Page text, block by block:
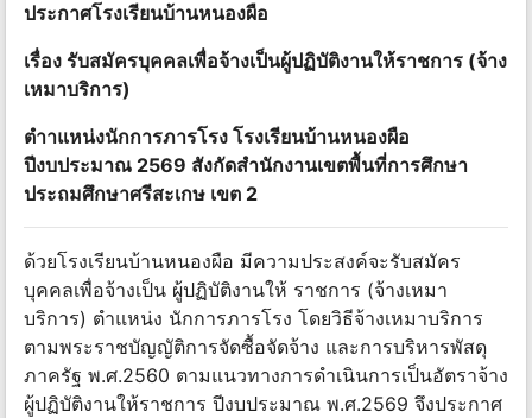
ประกาศโรงเรียนบ้านหนองผือ
เรื่อง รับสมัครบุคคลเพื่อจ้างเป็นผู้ปฏิบัติงานให้ราชการ (จ้าง
เหมาบริการ)
ตําาแหน่งนักการภารโรง โรงเรียนบ้านหนองผือ
ปีงบประมาณ 2569 สังกัดสํานักงานเขตพื้นที่การศึกษา
ประถมศึกษาศรีสะเกษ เขต 2
ด้วยโรงเรียนบ้านหนองผือ มีความประสงค์จะรับสมัคร
บุคคลเพื่อจ้างเป็น ผู้ปฏิบัติงานให้ ราชการ (จ้างเหมา
บริการ) ตําแหน่ง นักการภารโรง โดยวิธีจ้างเหมาบริการ
ตามพระราชบัญญัติการจัดซื้อจัดจ้าง และการบริหารพัสดุ
ภาครัฐ พ.ศ.2560 ตามแนวทางการดําเนินการเป็นอัตราจ้าง
ผู้ปฏิบัติงานให้ราชการ ปีงบประมาณ พ.ศ.2569 จึงประกาศ